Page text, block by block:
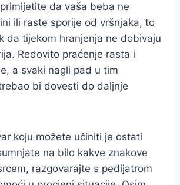
da vaša beba ne
ili raste sporije od vršnjaka, to
da tijekom hranjenja ne dobivaju
Redovito praćenje rasta i
a svaki nagli pad u tim
bi dovesti do daljnje
koju možete učiniti je ostati
na bilo kakve znakove
razgovarajte s pedijatrom